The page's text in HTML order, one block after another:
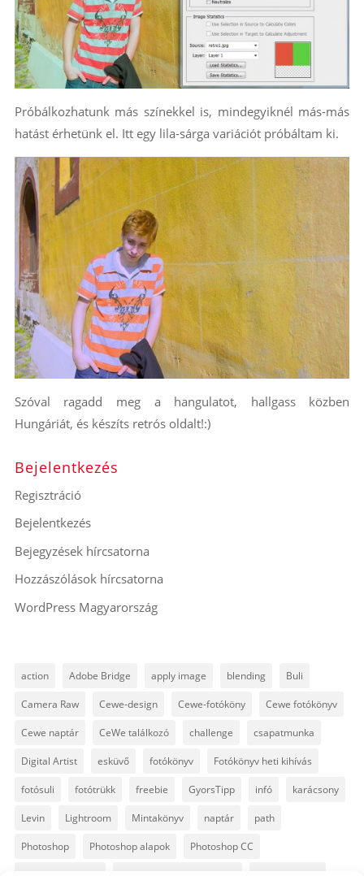
Próbálkozhatunk más színekkel is, mindegyiknél más-más
hatást érhetünk el. Itt egy lila-sárga variációt próbáltam ki.
Szóval ragadd meg a hangulatot, hallgass közben
Hungáriát, és készíts retrós oldalt!:)
Bejelentkezés
Regisztráció
Bejelentkezés
Bejegyzések hírcsatorna
Hozzászólások hírcsatorna
WordPress Magyarország
action Adobe Bridge apply image blending Buli
Camera Raw Cewe-design Cewe-fotóköny Cewe fotókönyv
Cewe naptár CeWe találkozó challenge csapatmunka
Digital Artist esküvő fotókönyv Fotókönyv heti kihívás
fotósuli fotótrükk freebie GyorsTipp infó karácsony
Levin Lightroom Mintakönyv naptár path
Photoshop Photoshop alapok Photoshop CC